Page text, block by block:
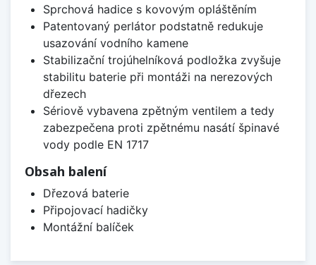
Sprchová hadice s kovovým opláštěním
Patentovaný perlátor podstatně redukuje
usazování vodního kamene
Stabilizační trojúhelníková podložka zvyšuje
stabilitu baterie při montáži na nerezových
dřezech
Sériově vybavena zpětným ventilem a tedy
zabezpečena proti zpětnému nasátí špinavé
vody podle EN 1717
Obsah balení
Dřezová baterie
Připojovací hadičky
Montážní balíček